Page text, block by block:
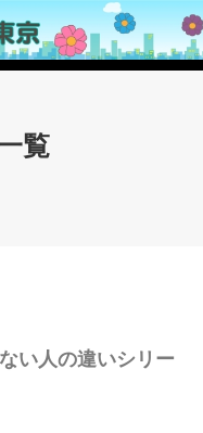
覧
い人の違いシリー